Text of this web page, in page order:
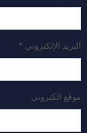
البريد الإلكتروني *
موقع الكتروني